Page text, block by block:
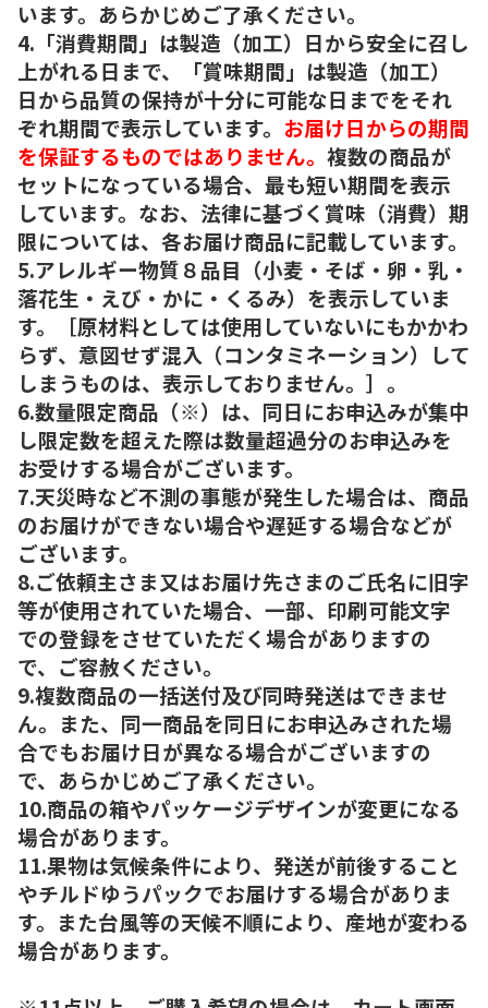
います。あらかじめご了承ください。
4.「消費期間」は製造（加工）日から安全に召し
上がれる日まで、「賞味期間」は製造（加工）
日から品質の保持が十分に可能な日までをそれ
ぞれ期間で表示しています。 お届け日からの期間
を保証するものではありません。 複数の商品が
セットになっている場合、最も短い期間を表示
しています。なお、法律に基づく賞味（消費）期
限については、各お届け商品に記載しています。
5.アレルギー物質８品目（小麦・そば・卵・乳・
落花生・えび・かに・くるみ）を表示していま
す。［原材料としては使用していないにもかかわ
らず、意図せず混入（コンタミネーション）して
しまうものは、表示しておりません。］。
6.数量限定商品（※）は、同日にお申込みが集中
し限定数を超えた際は数量超過分のお申込みを
お受けする場合がございます。
7.天災時など不測の事態が発生した場合は、商品
のお届けができない場合や遅延する場合などが
ございます。
8.ご依頼主さま又はお届け先さまのご氏名に旧字
等が使用されていた場合、一部、印刷可能文字
での登録をさせていただく場合がありますの
で、ご容赦ください。
9.複数商品の一括送付及び同時発送はできませ
ん。また、同一商品を同日にお申込みされた場
合でもお届け日が異なる場合がございますの
で、あらかじめご了承ください。
10.商品の箱やパッケージデザインが変更になる
場合があります。
11.果物は気候条件により、発送が前後すること
やチルドゆうパックでお届けする場合がありま
す。また台風等の天候不順により、産地が変わる
場合があります。